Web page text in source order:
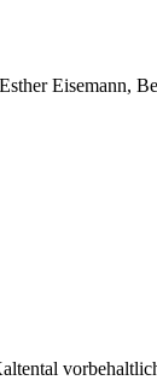
Eisemann,